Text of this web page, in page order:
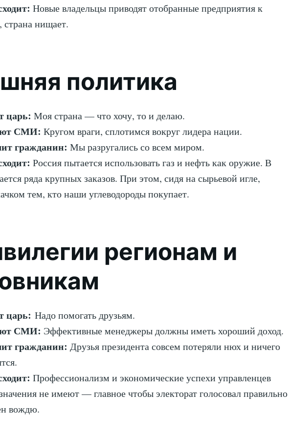
Новые владельцы приводят отобранные предприятия к
страна нищает.
политика
царь: Моя страна — что хочу, то и делаю.
СМИ: Кругом враги, сплотимся вокруг лидера нации.
гражданин: Мы разругались со всем миром.
Россия пытается использовать газ и нефть как оружие. В
ряда крупных заказов. При этом, сидя на сырьевой игле,
тем, кто наши углеводороды покупает.
регионам и
царь: Надо помогать друзьям.
СМИ: Эффективные менеджеры должны иметь хороший доход.
гражданин: Друзья президента совсем потеряли нюх и ничего
Профессионализм и экономические успехи управленцев
не имеют — главное чтобы электорат голосовал правильно
вождю.